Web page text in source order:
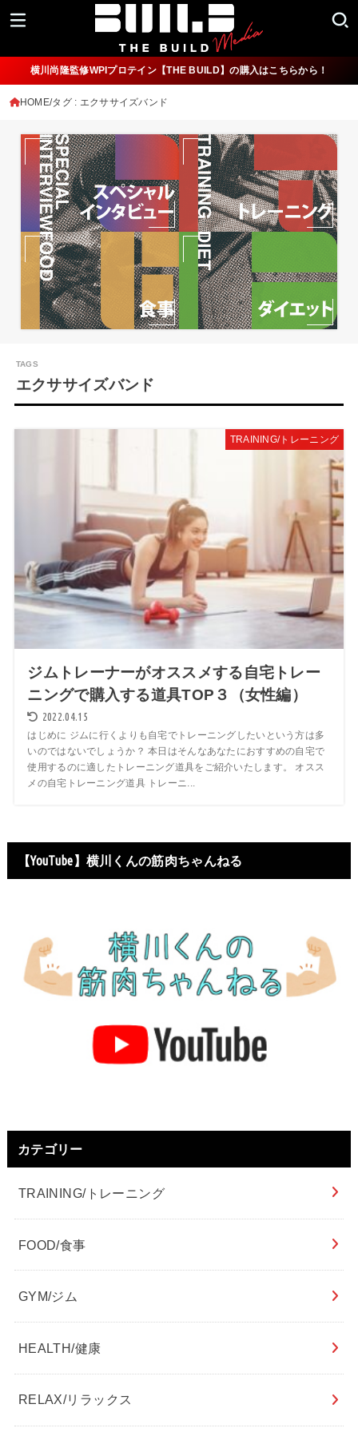
横川尚隆監修WPIプロテイン【THE BUILD】の購入はこちらから！
HOME タグ : エクササイズバンド
エクササイズバンド
TRAINING/トレーニング
ジムトレーナーがオススメする自宅トレー
ニングで購入する道具TOP３（女性編）
2022.04.15
はじめに ジムに行くよりも自宅でトレーニングしたいという方は多
いのではないでしょうか？ 本日はそんなあなたにおすすめの自宅で
使用するのに適したトレーニング道具をご紹介いたします。 オスス
メの自宅トレーニング道具 トレーニ...
【YouTube】横川くんの筋肉ちゃんねる
カテゴリー
TRAINING/トレーニング
FOOD/食事
GYM/ジム
HEALTH/健康
RELAX/リラックス